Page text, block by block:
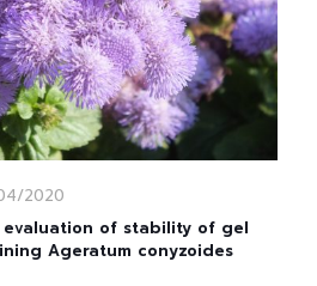
2020
evaluation of stability of gel
Ageratum conyzoides